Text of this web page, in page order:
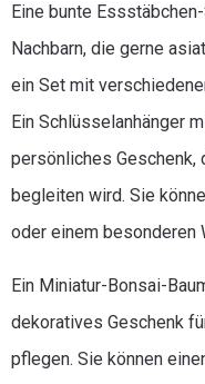
Eine bunte
Nachbarn, die gerne
ein Set mit
Ein Schlüsselanhänger
persönliches Geschenk,
begleiten wird. Sie
oder einem besonderen
Ein Miniatur-Bonsai-
dekoratives Geschenk
pflegen. Sie können